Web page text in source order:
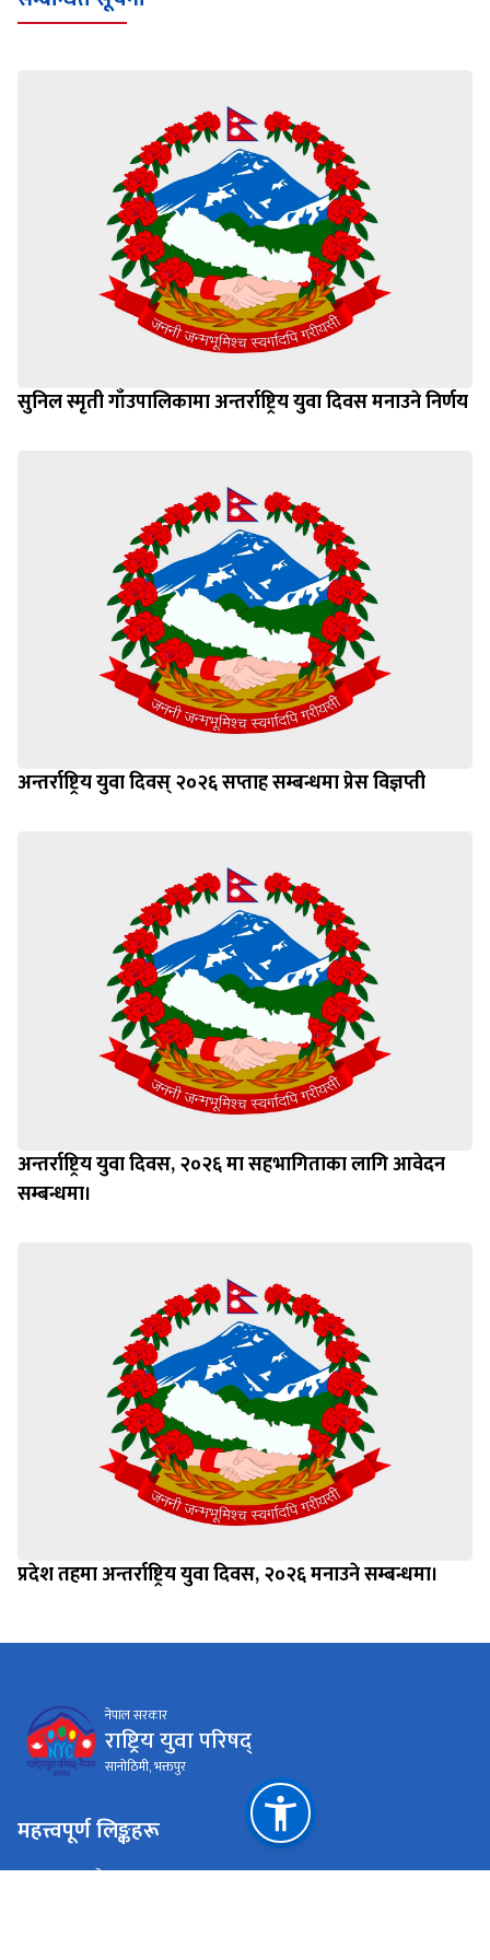
सुनिल स्मृती गाँउपालिकामा अन्तर्राष्ट्रिय युवा दिवस मनाउने निर्णय
अन्तर्राष्ट्रिय युवा दिवस् २०२६ सप्ताह सम्बन्धमा प्रेस विज्ञप्ती
अन्तर्राष्ट्रिय युवा दिवस, २०२६ मा सहभागिताका लागि आवेदन
सम्बन्धमा।
प्रदेश तहमा अन्तर्राष्ट्रिय युवा दिवस, २०२६ मनाउने सम्बन्धमा।
नेपाल सरकार
राष्ट्रिय युवा परिषद्
सानोठिमी, भक्तपुर
महत्त्वपूर्ण लिङ्कहरू
युवा तथा खेलकुद मन्त्रालय